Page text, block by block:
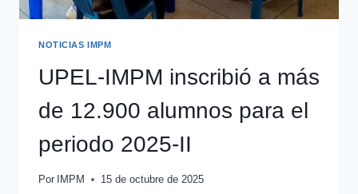
NOTICIAS IMPM
UPEL-IMPM inscribió a más
de 12.900 alumnos para el
periodo 2025-II
Por IMPM 15 de octubre de 2025